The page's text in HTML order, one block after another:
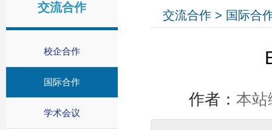
交流合作
校企合作
国际合作
学术会议
交流合作 > 国际合
作者：本站